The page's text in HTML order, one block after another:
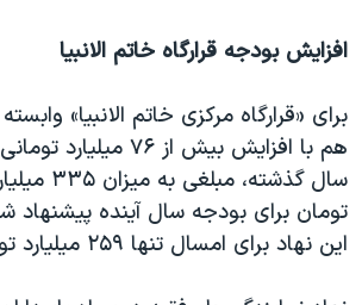
افزایش بودجه قرارگاه خاتم الانبیا
برای «قرارگاه مرکزی خاتم الانبیا»
هم با افزایش بیش از ۷۶
تومان برای بودجه سال آینده
این نهاد برای امسال تنها ۲۵۹ میلیارد تومان بود.